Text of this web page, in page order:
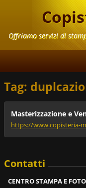
Offriamo servizi di
aperti
Tag:
Masterizzazione e
https://www.copisteria-
Contatti
CENTRO STAMPA E